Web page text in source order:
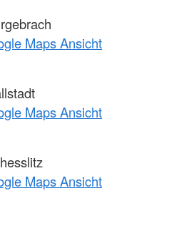
Maps Ansicht
Maps Ansicht
Maps Ansicht